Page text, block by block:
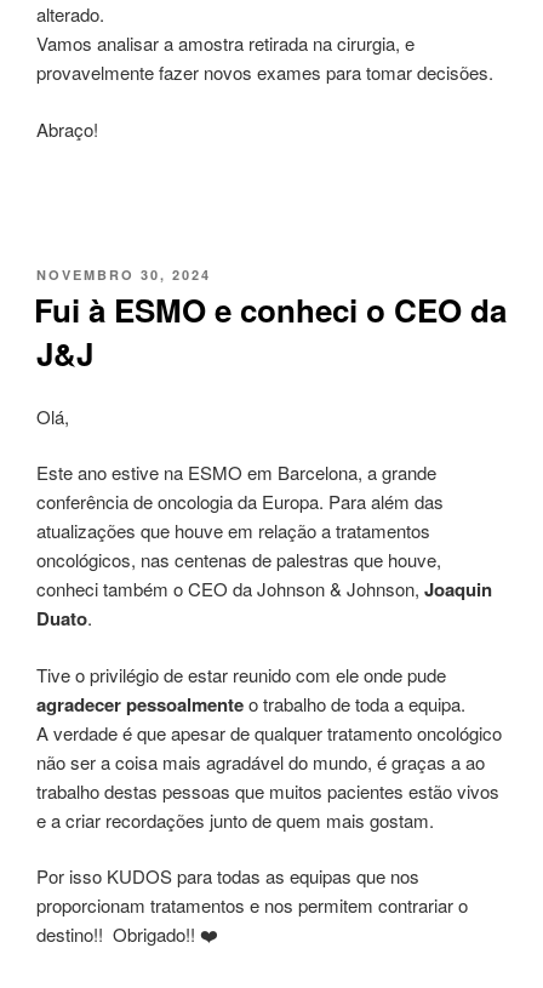
alterado.
Vamos analisar a amostra retirada na cirurgia, e
provavelmente fazer novos exames para tomar decisões.
Abraço!
PUBLICADO
NOVEMBRO 30, 2024
Fui à ESMO e conheci o CEO da
J&J
Olá,
Este ano estive na ESMO em Barcelona, a grande
conferência de oncologia da Europa. Para além das
atualizações que houve em relação a tratamentos
oncológicos, nas centenas de palestras que houve,
conheci também o CEO da Johnson & Johnson, Joaquin
Duato.
Tive o privilégio de estar reunido com ele onde pude
agradecer pessoalmenteo trabalho de toda a equipa.
A verdade é que apesar de qualquer tratamento oncológico
não ser a coisa mais agradável do mundo, é graças a ao
trabalho destas pessoas que muitos pacientes estão vivos
e a criar recordações junto de quem mais gostam.
Por isso KUDOS para todas as equipas que nos
proporcionam tratamentos e nos permitem contrariar o
destino!! Obrigado!! ❤️